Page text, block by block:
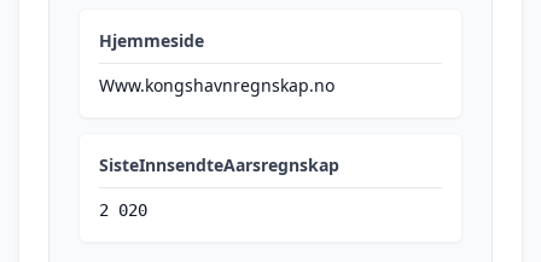
Hjemmeside
Www.kongshavnregnskap.no
SisteInnsendteAarsregnskap
2 020